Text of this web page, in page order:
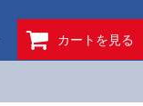
カートを見る